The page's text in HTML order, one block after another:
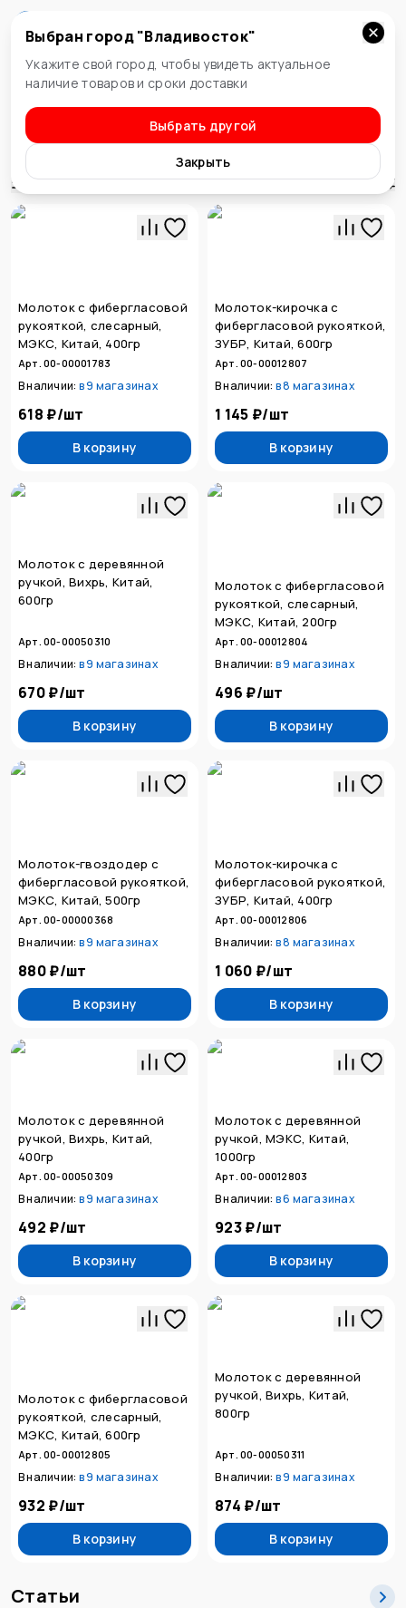
Владивосток
Выбран город "Владивосток"
Укажите свой город, чтобы увидеть актуальное
наличие товаров и сроки доставки
Выбрать другой
Закрыть
Ударно-рычажный инструмент
Молотки
Сортировка
Молоток с фибергласовой
рукояткой, слесарный,
МЭКС, Китай, 400гр
Арт. 00-00001783
В наличии: в9 магазинах
618 ₽/шт
В корзину
Молоток-кирочка с
фибергласовой рукояткой,
ЗУБР, Китай, 600гр
Арт. 00-00012807
В наличии: в8 магазинах
1 145 ₽/шт
В корзину
Молоток с деревянной
ручкой, Вихрь, Китай,
600гр
Арт. 00-00050310
В наличии: в9 магазинах
670 ₽/шт
В корзину
Молоток с фибергласовой
рукояткой, слесарный,
МЭКС, Китай, 200гр
Арт. 00-00012804
В наличии: в9 магазинах
496 ₽/шт
В корзину
Молоток-гвоздодер с
фибергласовой рукояткой,
МЭКС, Китай, 500гр
Арт. 00-00000368
В наличии: в9 магазинах
880 ₽/шт
В корзину
Молоток-кирочка с
фибергласовой рукояткой,
ЗУБР, Китай, 400гр
Арт. 00-00012806
В наличии: в8 магазинах
1 060 ₽/шт
В корзину
Молоток с деревянной
ручкой, Вихрь, Китай,
400гр
Арт. 00-00050309
В наличии: в9 магазинах
492 ₽/шт
В корзину
Молоток с деревянной
ручкой, МЭКС, Китай,
1000гр
Арт. 00-00012803
В наличии: в6 магазинах
923 ₽/шт
В корзину
Молоток с фибергласовой
рукояткой, слесарный,
МЭКС, Китай, 600гр
Арт. 00-00012805
В наличии: в9 магазинах
932 ₽/шт
В корзину
Молоток с деревянной
ручкой, Вихрь, Китай,
800гр
Арт. 00-00050311
В наличии: в9 магазинах
874 ₽/шт
В корзину
Статьи